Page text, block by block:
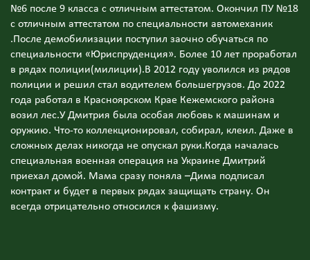
№6 после 9 класса с отличным аттестатом. Окончил ПУ №18
с отличным аттестатом по специальности автомеханик
.После демобилизации поступил заочно обучаться по
специальности «Юриспруденция». Более 10 лет проработал
в рядах полиции(милиции).В 2012 году уволился из рядов
полиции и решил стал водителем большегрузов. До 2022
года работал в Красноярском Крае Кежемского района
возил лес.У Дмитрия была особая любовь к машинам и
оружию. Что-то коллекционировал, собирал, клеил. Даже в
сложных делах никогда не опускал руки.Когда началась
специальная военная операция на Украине Дмитрий
приехал домой. Мама сразу поняла –Дима подписал
контракт и будет в первых рядах защищать страну. Он
всегда отрицательно относился к фашизму.